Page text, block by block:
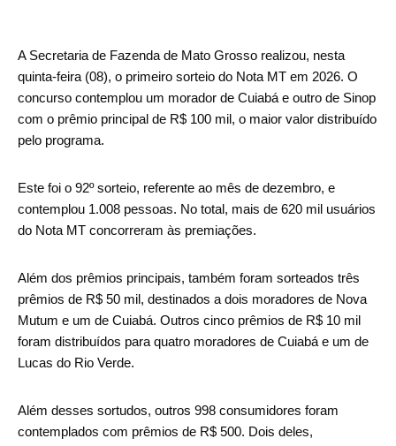
A Secretaria de Fazenda de Mato Grosso realizou, nesta
quinta-feira (08), o primeiro sorteio do Nota MT em 2026. O
concurso contemplou um morador de Cuiabá e outro de Sinop
com o prêmio principal de R$ 100 mil, o maior valor distribuído
pelo programa.
Este foi o 92º sorteio, referente ao mês de dezembro, e
contemplou 1.008 pessoas. No total, mais de 620 mil usuários
do Nota MT concorreram às premiações.
Além dos prêmios principais, também foram sorteados três
prêmios de R$ 50 mil, destinados a dois moradores de Nova
Mutum e um de Cuiabá. Outros cinco prêmios de R$ 10 mil
foram distribuídos para quatro moradores de Cuiabá e um de
Lucas do Rio Verde.
Além desses sortudos, outros 998 consumidores foram
contemplados com prêmios de R$ 500. Dois deles,